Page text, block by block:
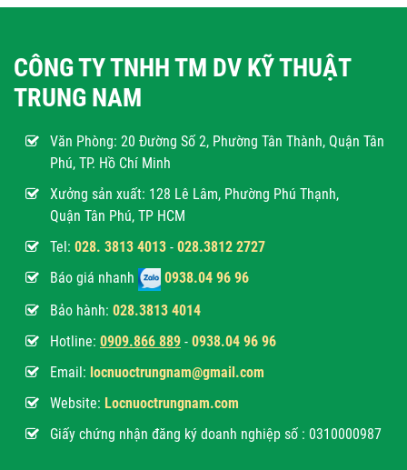
CÔNG TY TNHH TM DV KỸ THUẬT
TRUNG NAM
Văn Phòng: 20 Đường Số 2, Phường Tân Thành, Quận Tân
Phú, TP. Hồ Chí Minh
Xưởng sản xuất: 128 Lê Lâm, Phường Phú Thạnh,
Quận Tân Phú, TP HCM
Tel: 028. 3813 4013 - 028.3812 2727
Báo giá nhanh
0938.04 96 96
Bảo hành: 028.3813 4014
Hotline: 0909.866 889 - 0938.04 96 96
Email: locnuoctrungnam@gmail.com
Website: Locnuoctrungnam.com
Giấy chứng nhận đăng ký doanh nghiệp số : 0310000987